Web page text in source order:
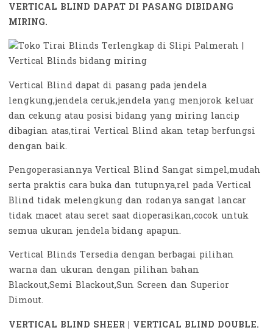
VERTICAL BLIND DAPAT DI PASANG DIBIDANG
MIRING.
Vertical Blind dapat di pasang pada jendela
lengkung,jendela ceruk,jendela yang menjorok keluar
dan cekung atau posisi bidang yang miring lancip
dibagian atas,tirai Vertical Blind akan tetap berfungsi
dengan baik.
Pengoperasiannya Vertical Blind Sangat simpel,mudah
serta praktis cara buka dan tutupnya,rel pada Vertical
Blind tidak melengkung dan rodanya sangat lancar
tidak macet atau seret saat dioperasikan,cocok untuk
semua ukuran jendela bidang apapun.
Vertical Blinds Tersedia dengan berbagai pilihan
warna dan ukuran dengan pilihan bahan
Blackout,Semi Blackout,Sun Screen dan Superior
Dimout.
VERTICAL BLIND SHEER | VERTICAL BLIND DOUBLE.